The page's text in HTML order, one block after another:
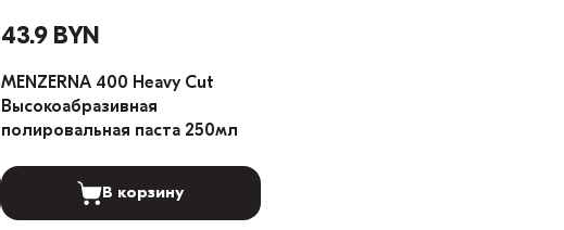
43.9 BYN
MENZERNA 400 Heavy Cut
Высокоабразивная
полировальная паста 250мл
В корзину